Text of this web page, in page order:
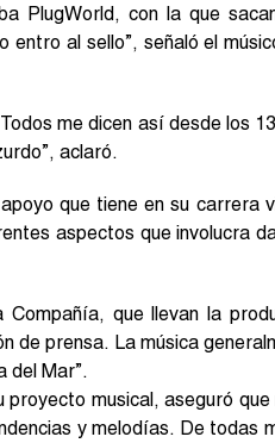
PlugWorld, con la que
entro al sello”, señaló el
me dicen así desde los
aclaró.
que tiene en su carrera
aspectos que involucra
Compañía, que llevan la
de prensa. La música
del Mar”.
musical, aseguró
y melodías. De todas